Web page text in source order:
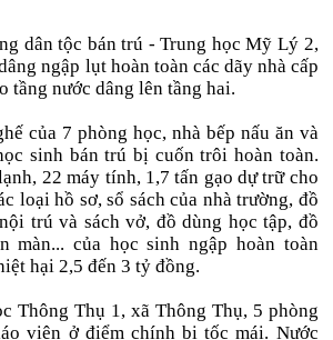
dân tộc bán trú - Trung học Mỹ Lý 2,
ngập lụt hoàn toàn các dãy nhà cấp
tầng nước dâng lên tầng hai.
của 7 phòng học, nhà bếp nấu ăn và
sinh bán trú bị cuốn trôi hoàn toàn.
22 máy tính, 1,7 tấn gạo dự trữ cho
loại hồ sơ, sổ sách của nhà trường, đồ
trú và sách vở, đồ dùng học tập, đồ
màn... của học sinh ngập hoàn toàn
hại 2,5 đến 3 tỷ đồng.
Thông Thụ 1, xã Thông Thụ, 5 phòng
viên ở điểm chính bị tốc mái. Nước